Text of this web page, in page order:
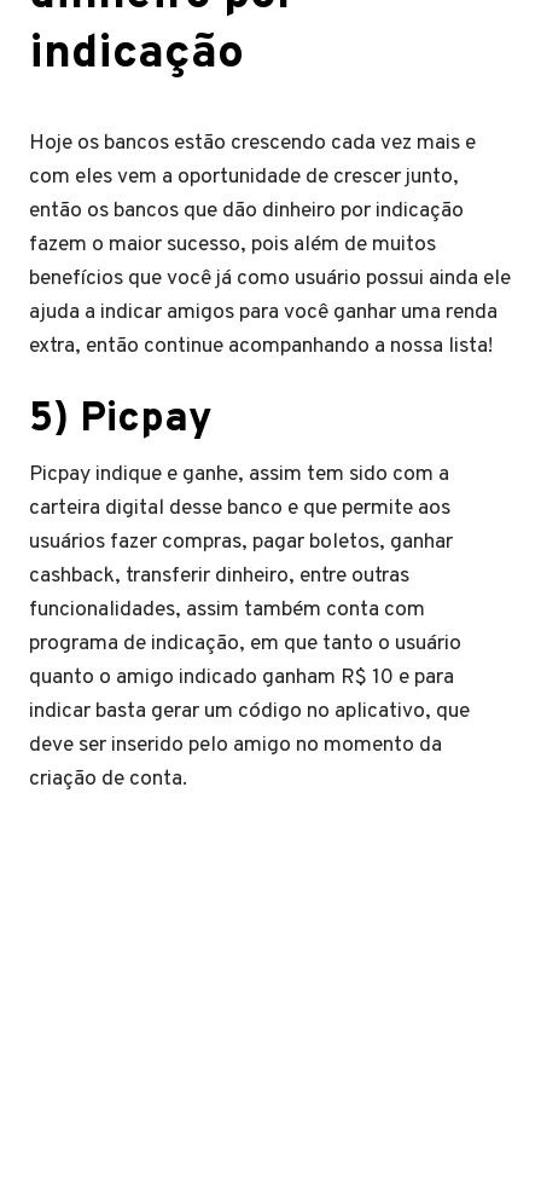
indicação
Hoje os bancos estão crescendo cada vez mais e
com eles vem a oportunidade de crescer junto,
então os bancos que dão dinheiro por indicação
fazem o maior sucesso, pois além de muitos
benefícios que você já como usuário possui ainda ele
ajuda a indicar amigos para você ganhar uma renda
extra, então continue acompanhando a nossa lista!
5) Picpay
Picpay indique e ganhe, assim tem sido com a
carteira digital desse banco e que permite aos
usuários fazer compras, pagar boletos, ganhar
cashback, transferir dinheiro, entre outras
funcionalidades, assim também conta com
programa de indicação, em que tanto o usuário
quanto o amigo indicado ganham R$ 10 e para
indicar basta gerar um código no aplicativo, que
deve ser inserido pelo amigo no momento da
criação de conta.